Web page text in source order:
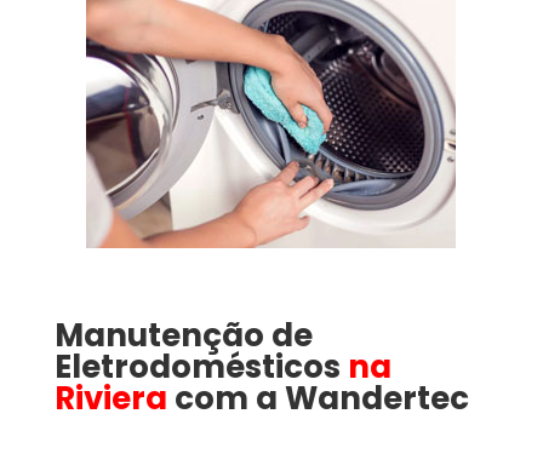
Manutenção de
Eletrodomésticos na
Riviera com a Wandertec